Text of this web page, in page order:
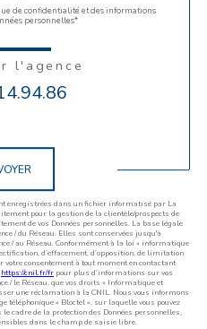
de confidentialité et des informations
personnelles*
l'agence
enregistrées dans un fichier informatisé par La
pour la gestion de la clientèle/prospects de
de vos Données personnelles. La base légale
/ du Réseau. Elles sont conservées jusqu'à
/ au Réseau. Conformément à la loi « informatique
d’effacement, d’opposition, de limitation
votre consentement à tout moment en contactant
https://cnil.fr/fr pour plus d’informations sur vos
/ le Réseau, que vos droits « Informatique et
une réclamation à la CNIL. Nous vous informons
téléphonique « Bloctel », sur laquelle vous pouvez
le cadre de la protection des Données personnelles,
dans le champ de saisie libre.